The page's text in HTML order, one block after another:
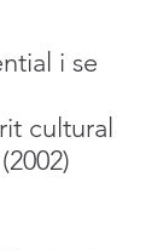
i se
cultural